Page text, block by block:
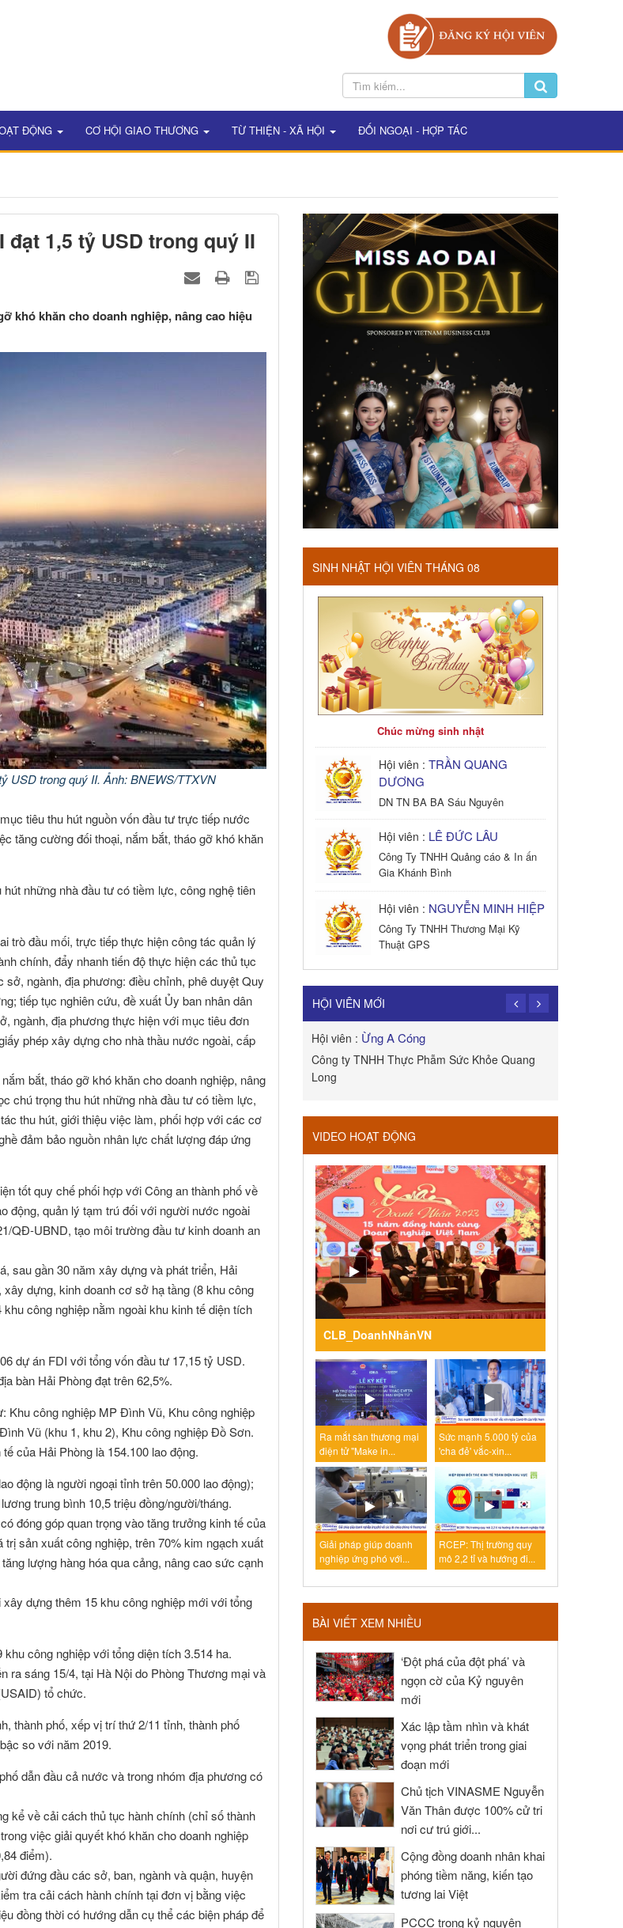
ĐỘNG CƠ HỘI GIAO THƯƠNG TỪ THIỆN - XÃ HỘI ĐỐI NGOẠI - HỢP TÁC
1,5 tỷ USD trong quý II
khó khăn cho doanh nghiệp, nâng cao hiệu
quý II. Ảnh: BNEWS/TTXVN
tiêu thu hút nguồn vốn đầu tư trực tiếp nước
tăng cường đối thoại, nắm bắt, tháo gỡ khó khăn
những nhà đầu tư có tiềm lực, công nghệ tiên
trò đầu mối, trực tiếp thực hiện công tác quản lý
chính, đẩy nhanh tiến độ thực hiện các thủ tục
ngành, địa phương: điều chỉnh, phê duyệt Quy
tiếp tục nghiên cứu, đề xuất Ủy ban nhân dân
ngành, địa phương thực hiện với mục tiêu đơn
phép xây dựng cho nhà thầu nước ngoài, cấp
bắt, tháo gỡ khó khăn cho doanh nghiệp, nâng
chú trọng thu hút những nhà đầu tư có tiềm lực,
thu hút, giới thiệu việc làm, phối hợp với các cơ
đảm bảo nguồn nhân lực chất lượng đáp ứng
tốt quy chế phối hợp với Công an thành phố về
động, quản lý tạm trú đối với người nước ngoài
QĐ-UBND, tạo môi trường đầu tư kinh doanh an
sau gần 30 năm xây dựng và phát triển, Hải
dựng, kinh doanh cơ sở hạ tầng (8 khu công
công nghiệp nằm ngoài khu kinh tế diện tích
dự án FDI với tổng vốn đầu tư 17,15 tỷ USD.
bàn Hải Phòng đạt trên 62,5%.
Khu công nghiệp MP Đình Vũ, Khu công nghiệp
Vũ (khu 1, khu 2), Khu công nghiệp Đồ Sơn.
của Hải Phòng là 154.100 lao động.
động là người ngoại tỉnh trên 50.000 lao động);
trung bình 10,5 triệu đồng/người/tháng.
đóng góp quan trọng vào tăng trưởng kinh tế của
sản xuất công nghiệp, trên 70% kim ngạch xuất
lượng hàng hóa qua cảng, nâng cao sức cạnh
dựng thêm 15 khu công nghiệp mới với tổng
công nghiệp với tổng diện tích 3.514 ha.
ra sáng 15/4, tại Hà Nội do Phòng Thương mại và
tổ chức.
thành phố, xếp vị trí thứ 2/11 tỉnh, thành phố
so với năm 2019.
dẫn đầu cả nước và trong nhóm địa phương có
kể về cải cách thủ tục hành chính (chỉ số thành
việc giải quyết khó khăn cho doanh nghiệp
điểm).
đứng đầu các sở, ban, ngành và quận, huyện
tra cải cách hành chính tại đơn vị bằng việc
đồng thời có hướng dẫn cụ thể các biện pháp để
SINH NHẬT HỘI VIÊN THÁNG 08
Chúc mừng sinh nhật
Hội viên :TRẦN QUANG
DƯƠNG
DN TN BA BA Sáu Nguyên
Hội viên : LÊ ĐỨC LÂU
Công Ty TNHH Quảng cáo & In ấn
Gia Khánh Bình
Hội viên : NGUYỄN MINH HIỆP
Công Ty TNHH Thương Mại Kỹ
Thuật GPS
PHONG
Công Ty TNHH Dịch vụ Cuộc Sống
Hạnh Phúc
HỘI VIÊN MỚI
Hội viên :Đặng Thị Như Ý Hội viên : Ừng A Cóng
Công ty TNHH Thực Phẫm Sức Khỏe Quang
Long
VIDEO HOẠT ĐỘNG
CLB_DoanhNhânVN
Ra mắt sàn thương mại
điện tử "Make in...
Sức mạnh 5.000 tỷ của
'cha đẻ' vắc-xin...
Giải pháp giúp doanh
nghiệp ứng phó với...
RCEP: Thị trường quy
mô 2,2 tỉ và hướng đi...
BÀI VIẾT XEM NHIỀU
‘Đột phá của đột phá’ và
ngọn cờ của Kỷ nguyên
mới
Xác lập tầm nhìn và khát
vọng phát triển trong giai
đoạn mới
Chủ tịch VINASME Nguyễn
Văn Thân được 100% cử tri
nơi cư trú giới...
Cộng đồng doanh nhân khai
phóng tiềm năng, kiến tạo
tương lai Việt
PCCC trong kỷ nguyên